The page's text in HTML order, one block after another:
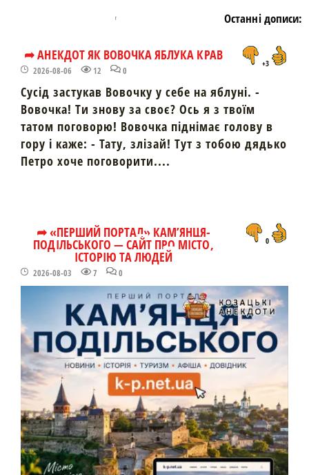
Останні дописи:
➦ АНЕКДОТ ЯК ВОВОЧКА ЯБЛУКА КРАВ
2026-08-06 12 0
+3
Сусід застукав Вовочку у себе на яблуні. -
Вовочка! Ти знову за своє? Ось я з твоїм
татом поговорю! Вовочка піднімає голову в
гору і каже: - Тату, злізай! Тут з тобою дядько
Петро хоче поговорити....
➦ «ПЕРШИЙ ПОРТАЛ» КАМ’ЯНЦЯ-
ПОДІЛЬСЬКОГО — САЙТ ПРО МІСТО,
ІСТОРІЮ ТА ЛЮДЕЙ
2026-08-03 7 0
0